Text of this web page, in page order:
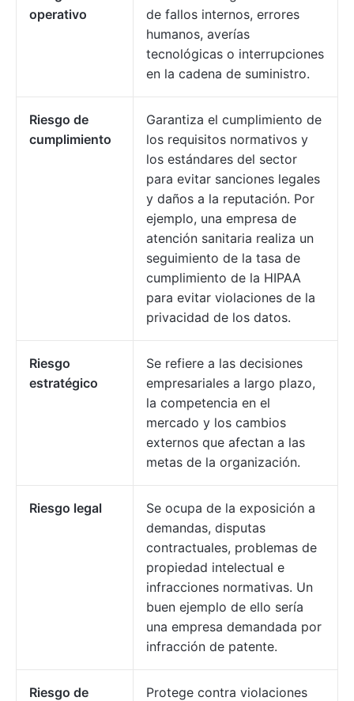
operativo
de fallos internos, errores
humanos, averías
tecnológicas o interrupciones
en la cadena de suministro.
Riesgo de
cumplimiento
Garantiza el cumplimiento de
los requisitos normativos y
los estándares del sector
para evitar sanciones legales
y daños a la reputación. Por
ejemplo, una empresa de
atención sanitaria realiza un
seguimiento de la tasa de
cumplimiento de la HIPAA
para evitar violaciones de la
privacidad de los datos.
Riesgo
estratégico
Se refiere a las decisiones
empresariales a largo plazo,
la competencia en el
mercado y los cambios
externos que afectan a las
metas de la organización.
Riesgo legal
Se ocupa de la exposición a
demandas, disputas
contractuales, problemas de
propiedad intelectual e
infracciones normativas. Un
buen ejemplo de ello sería
una empresa demandada por
infracción de patente.
Riesgo de
Protege contra violaciones